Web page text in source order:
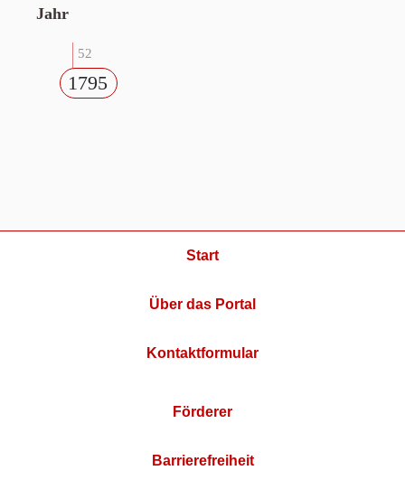
Jahr
52
1795
Start
Über das Portal
Kontaktformular
Förderer
Barrierefreiheit